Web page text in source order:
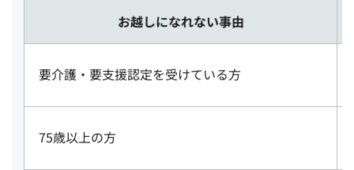
お越しになれない事由
要介護・要支援認定を受けている方
75歳以上の方